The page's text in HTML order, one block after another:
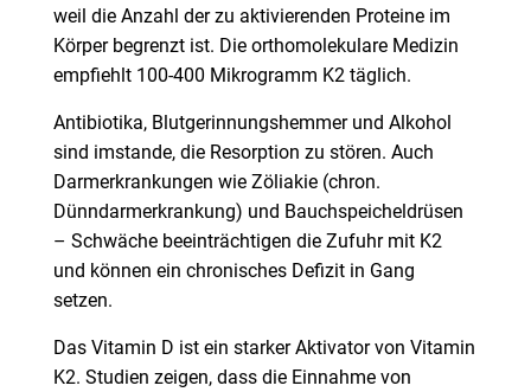
weil die Anzahl der zu aktivierenden Proteine im
Körper begrenzt ist. Die orthomolekulare Medizin
empfiehlt 100-400 Mikrogramm K2 täglich.
Antibiotika, Blutgerinnungshemmer und Alkohol
sind imstande, die Resorption zu stören. Auch
Darmerkrankungen wie Zöliakie (chron.
Dünndarmerkrankung) und Bauchspeicheldrüsen
– Schwäche beeinträchtigen die Zufuhr mit K2
und können ein chronisches Defizit in Gang
setzen.
Das Vitamin D ist ein starker Aktivator von Vitamin
K2. Studien zeigen, dass die Einnahme von